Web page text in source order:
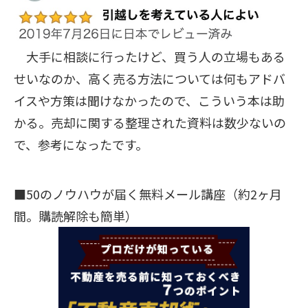
大手に相談に行ったけど、買う人の立場もある
せいなのか、高く売る方法については何もアドバ
イスや方策は聞けなかったので、こういう本は助
かる。売却に関する整理された資料は数少ないの
で、参考になったです。
■50のノウハウが届く無料メール講座（約2ヶ月
間。購読解除も簡単）